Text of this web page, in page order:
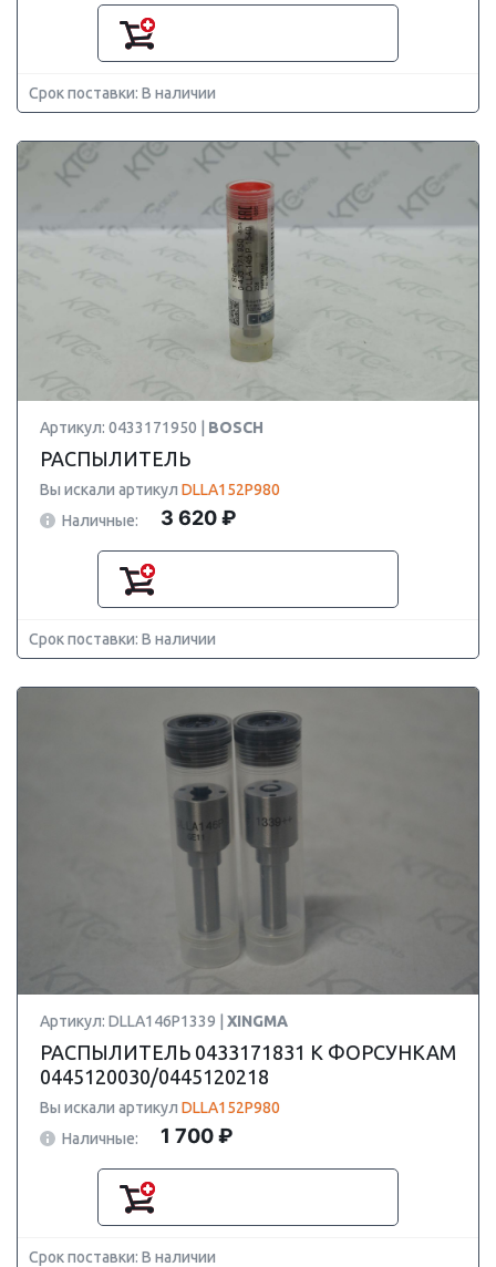
Срок поставки: В наличии
Артикул: 0433171950 | BOSCH
РАСПЫЛИТЕЛЬ
Вы искали артикул DLLA152P980
Наличные:
3 620 ₽
Срок поставки: В наличии
Артикул: DLLA146P1339 | XINGMA
РАСПЫЛИТЕЛЬ 0433171831 К ФОРСУНКАМ
0445120030/0445120218
Вы искали артикул DLLA152P980
Наличные:
1 700 ₽
Срок поставки: В наличии